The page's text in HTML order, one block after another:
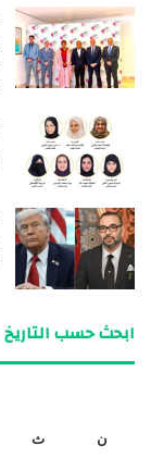
ابحث حسب التاريخ
ن ث